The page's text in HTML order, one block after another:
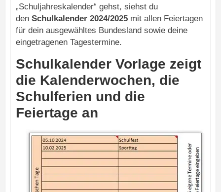
„Schuljahreskalender“ gehst, siehst du
den Schulkalender 2024/2025mit allen Feiertagen
für dein ausgewähltes Bundesland sowie deine
eingetragenen Tagestermine.
Schulkalender Vorlage zeigt
die Kalenderwochen, die
Schulferien und die
Feiertage an